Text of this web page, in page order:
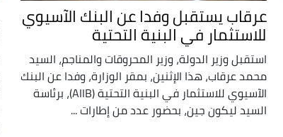
عرقاب يستقبل وفدا عن البنك الآسيوي
للاستثمار في البنية التحتية
استقبل وزير الدولة، وزير المحروقات والمناجم، السيد
محمد عرقاب، هذا الإثنين، بمقر الوزارة، وفدا عن البنك
الآسيوي للاستثمار في البنية التحتية (AIIB)، برئاسة
السيد ليكون جين، بحضور عدد من إطارات ...